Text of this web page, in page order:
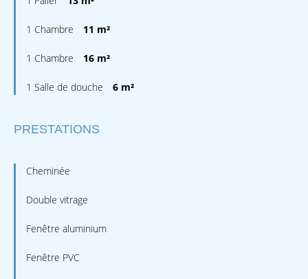
1 Chambre 11 m²
1 Chambre 16 m²
1 Salle de douche 6 m²
PRESTATIONS
Cheminée
Double vitrage
Fenêtre aluminium
Fenêtre PVC